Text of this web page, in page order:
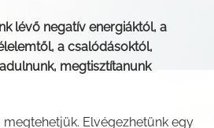
lévő negatív energiáktól, a
a csalódásoktól,
megtisztítanunk
Elvégezhetünk egy